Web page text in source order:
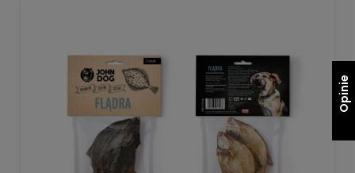
Opinie